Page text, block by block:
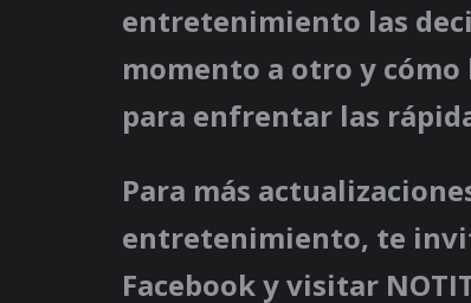
entretenimiento las
momento a otro y
para enfrentar las
Para más
entretenimiento, te
Facebook y visitar